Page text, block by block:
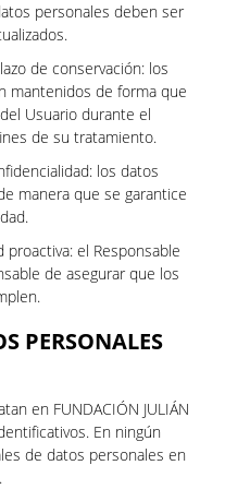
personales deben ser
de conservación: los
mantenidos de forma que
Usuario durante el
de su tratamiento.
los datos
manera que se garantice
el Responsable
de asegurar que los
PERSONALES
en FUNDACIÓN JULIÁN
En ningún
de datos personales en